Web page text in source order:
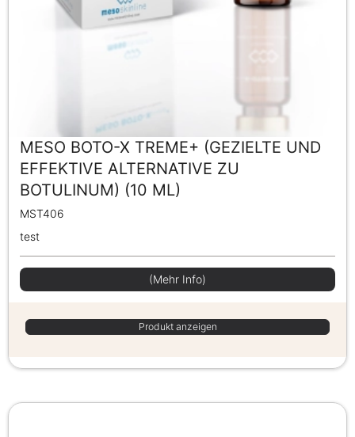
MESO BOTO-X TREME+ (GEZIELTE UND
EFFEKTIVE ALTERNATIVE ZU
BOTULINUM) (10 ML)
MST406
test
(Mehr Info)
Produkt anzeigen